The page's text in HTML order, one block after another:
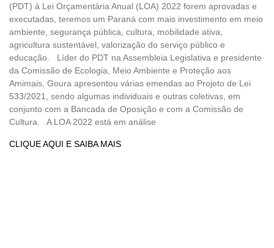
(PDT) à Lei Orçamentária Anual (LOA) 2022 forem aprovadas e
executadas, teremos um Paraná com mais investimento em meio
ambiente, segurança pública, cultura, mobilidade ativa,
agricultura sustentável, valorização do serviço público e
educação. Líder do PDT na Assembleia Legislativa e presidente
da Comissão de Ecologia, Meio Ambiente e Proteção aos
Amimais, Goura apresentou várias emendas ao Projeto de Lei
533/2021, sendo algumas individuais e outras coletivas, em
conjunto com a Bancada de Oposição e com a Comissão de
Cultura. A LOA 2022 está em análise
CLIQUE AQUI E SAIBA MAIS